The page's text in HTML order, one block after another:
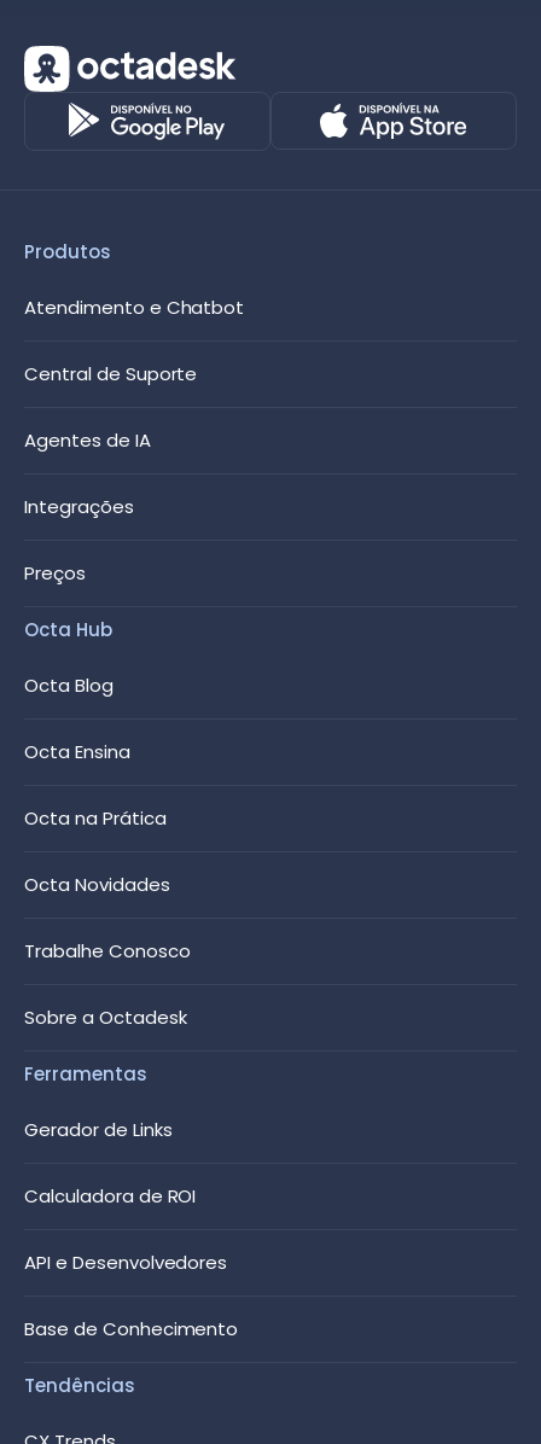
Produtos
Atendimento e Chatbot
Central de Suporte
Agentes de IA
Integrações
Preços
Octa Hub
Octa Blog
Octa Ensina
Octa na Prática
Octa Novidades
Trabalhe Conosco
Sobre a Octadesk
Ferramentas
Gerador de Links
Calculadora de ROI
API e Desenvolvedores
Base de Conhecimento
Tendências